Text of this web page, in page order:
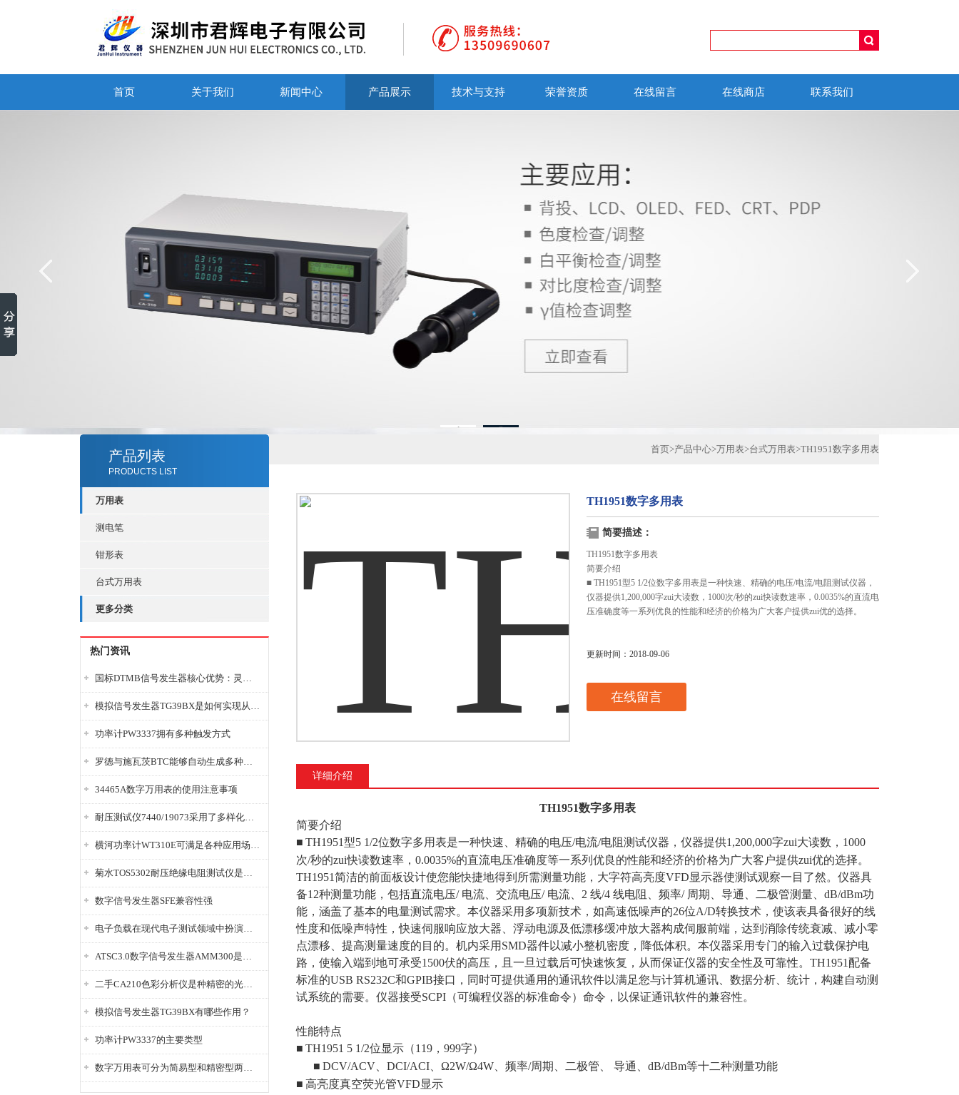
首页 关于我们 新闻中心 产品展示 技术与支持 荣誉资质 在线留言 在线商店 联系我们
1 2
产品列表
PRODUCTS LIST
万用表
测电笔
钳形表
台式万用表
更多分类
热门资讯
国标DTMB信号发生器核心优势：灵活性与准确性的结合
模拟信号发生器TG39BX是如何实现从直流到交流的波形转换?
功率计PW3337拥有多种触发方式
罗德与施瓦茨BTC能够自动生成多种音视频信号
34465A数字万用表的使用注意事项
耐压测试仪7440/19073采用了多样化的功能设计
横河功率计WT310E可满足各种应用场景的需求
菊水TOS5302耐压绝缘电阻测试仪是种重要的电气安全检测设备
数字信号发生器SFE兼容性强
电子负载在现代电子测试领域中扮演着重要的角色
ATSC3.0数字信号发生器AMM300是能够产生各种数字信号的电子设备
二手CA210色彩分析仪是种精密的光学测量仪器
模拟信号发生器TG39BX有哪些作用？
功率计PW3337的主要类型
数字万用表可分为简易型和精密型两大类
首页>产品中心>万用表>台式万用表>TH1951数字多用表
TH1951数字多用表
简要描述：
TH1951数字多用表
简要介绍
■ TH1951型5 1/2位数字多用表是一种快速、精确的电压/电流/电阻测试仪器，
仪器提供1,200,000字zui大读数，1000次/秒的zui快读数速率，0.0035%的直流电
压准确度等一系列优良的性能和经济的价格为广大客户提供zui优的选择。
更新时间： 2018-09-06
在线留言
详细介绍
TH1951数字多用表
简要介绍
■ TH1951型5 1/2位数字多用表是一种快速、精确的电压/电流/电阻测试仪器，仪器提供1,200,000字zui大读数，1000
次/秒的zui快读数速率，0.0035%的直流电压准确度等一系列优良的性能和经济的价格为广大客户提供zui优的选择。
TH1951简洁的前面板设计使您能快捷地得到所需测量功能，大字符高亮度VFD显示器使测试观察一目了然。仪器具
备12种测量功能，包括直流电压/ 电流、交流电压/ 电流、2 线/4 线电阻、频率/ 周期、导通、二极管测量、dB/dBm功
能，涵盖了基本的电量测试需求。本仪器采用多项新技术，如高速低噪声的26位A/D转换技术，使该表具备很好的线
性度和低噪声特性，快速伺服响应放大器、浮动电源及低漂移缓冲放大器构成伺服前端，达到消除传统衰减、减小零
点漂移、提高测量速度的目的。机内采用SMD器件以减小整机密度，降低体积。本仪器采用专门的输入过载保护电
路，使输入端到地可承受1500伏的高压，且一旦过载后可快速恢复，从而保证仪器的安全性及可靠性。TH1951配备
标准的USB RS232C和GPIB接口，同时可提供通用的通讯软件以满足您与计算机通讯、数据分析、统计，构建自动测
试系统的需要。仪器接受SCPI（可编程仪器的标准命令）命令，以保证通讯软件的兼容性。
性能特点
■ TH1951 5 1/2位显示（119，999字）
■ DCV/ACV、DCI/ACI、Ω2W/Ω4W、频率/周期、二极管、 导通、dB/dBm等十二种测量功能
■ 高亮度真空荧光管VFD显示